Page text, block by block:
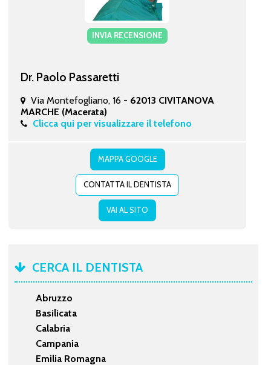
INVIA RECENSIONE
Dr. Paolo Passaretti
Via Montefogliano, 16 - 62013 CIVITANOVA
MARCHE (Macerata)
Clicca qui per visualizzare il telefono
MAPPA GOOGLE
CONTATTA IL DENTISTA
VAI AL SITO
CERCA IL DENTISTA
Abruzzo
Basilicata
Calabria
Campania
Emilia Romagna